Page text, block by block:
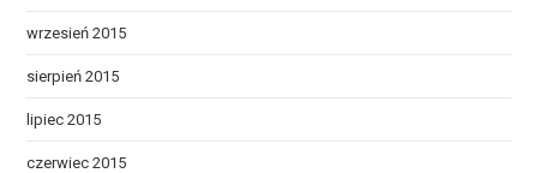
wrzesień 2015
sierpień 2015
lipiec 2015
czerwiec 2015